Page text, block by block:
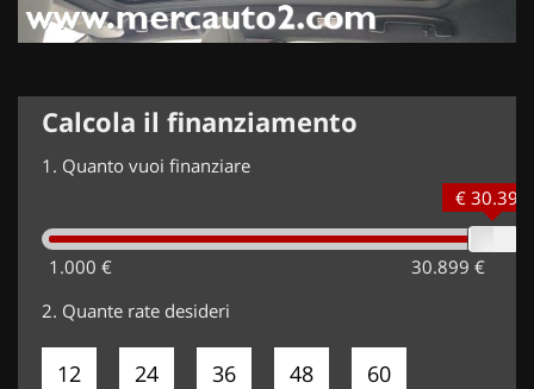
Calcola il finanziamento
1. Quanto vuoi finanziare
1.000 € 30.899 €
€ 30.399
2. Quante rate desideri
12 24 36 48 60